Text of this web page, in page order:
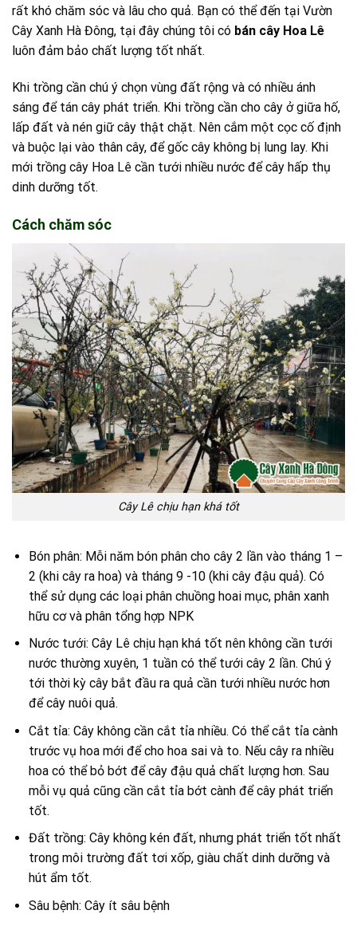
rất khó chăm sóc và lâu cho quả. Bạn có thể đến tại Vườn
Cây Xanh Hà Đông, tại đây chúng tôi có bán cây Hoa Lê
luôn đảm bảo chất lượng tốt nhất.
Khi trồng cần chú ý chọn vùng đất rộng và có nhiều ánh
sáng để tán cây phát triển. Khi trồng cần cho cây ở giữa hố,
lấp đất và nén giữ cây thật chặt. Nên cắm một cọc cố định
và buộc lại vào thân cây, để gốc cây không bị lung lay. Khi
mới trồng cây Hoa Lê cần tưới nhiều nước để cây hấp thụ
dinh dưỡng tốt.
Cách chăm sóc
Cây Lê chịu hạn khá tốt
Bón phân: Mỗi năm bón phân cho cây 2 lần vào tháng 1 –
2 (khi cây ra hoa) và tháng 9 -10 (khi cây đậu quả). Có
thể sử dụng các loại phân chuồng hoai mục, phân xanh
hữu cơ và phân tổng hợp NPK
Nước tưới: Cây Lê chịu hạn khá tốt nên không cần tưới
nước thường xuyên, 1 tuần có thể tưới cây 2 lần. Chú ý
tới thời kỳ cây bắt đầu ra quả cần tưới nhiều nước hơn
để cây nuôi quả.
Cắt tỉa: Cây không cần cắt tỉa nhiều. Có thể cắt tỉa cành
trước vụ hoa mới để cho hoa sai và to. Nếu cây ra nhiều
hoa có thể bỏ bớt để cây đậu quả chất lượng hơn. Sau
mỗi vụ quả cũng cần cắt tỉa bớt cành để cây phát triển
tốt.
Đất trồng: Cây không kén đất, nhưng phát triển tốt nhất
trong môi trường đất tơi xốp, giàu chất dinh dưỡng và
hút ẩm tốt.
Sâu bệnh: Cây ít sâu bệnh